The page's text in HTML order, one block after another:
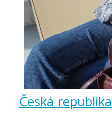
Česká republika